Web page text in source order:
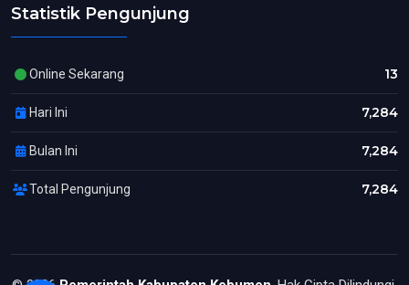
Statistik Pengunjung
Online Sekarang 13
Hari Ini 7,284
Bulan Ini 7,284
Total Pengunjung 7,284